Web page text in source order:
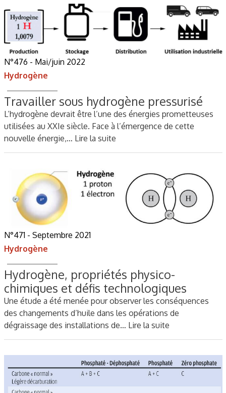
N°476 - Mai/juin 2022
Hydrogène
Travailler sous hydrogène pressurisé
L’hydrogène devrait être l’une des énergies prometteuses
utilisées au XXIe siècle. Face à l’émergence de cette
nouvelle énergie,… Lire la suite
N°471 - Septembre 2021
Hydrogène
Hydrogène, propriétés physico-
chimiques et défis technologiques
Une étude a été menée pour observer les conséquences
des changements d’huile dans les opérations de
dégraissage des installations de… Lire la suite